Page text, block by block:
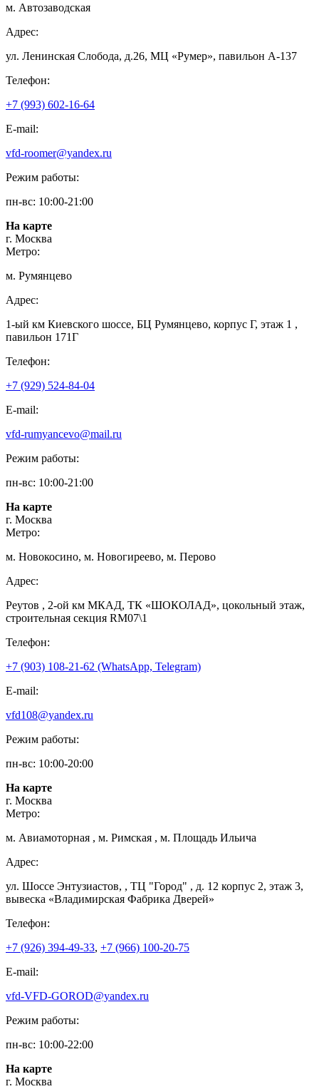
м. Автозаводская
Адрес:
ул. Ленинская Слобода, д.26, МЦ «Румер», павильон А-137
Телефон:
+7 (993) 602-16-64
E-mail:
vfd-roomer@yandex.ru
Режим работы:
пн-вс: 10:00-21:00
На карте
г. Москва
Метро:
м. Румянцево
Адрес:
1-ый км Киевского шоссе, БЦ Румянцево, корпус Г, этаж 1 ,
павильон 171Г
Телефон:
+7 (929) 524-84-04
E-mail:
vfd-rumyancevo@mail.ru
Режим работы:
пн-вс: 10:00-21:00
На карте
г. Москва
Метро:
м. Новокосино, м. Новогиреево, м. Перово
Адрес:
Реутов , 2-ой км МКАД, ТК «ШОКОЛАД», цокольный этаж,
строительная секция RM07\1
Телефон:
+7 (903) 108-21-62 (WhatsApp, Telegram)
E-mail:
vfd108@yandex.ru
Режим работы:
пн-вс: 10:00-20:00
На карте
г. Москва
Метро:
м. Авиамоторная , м. Римская , м. Площадь Ильича
Адрес:
ул. Шоссе Энтузиастов, , ТЦ "Город" , д. 12 корпус 2, этаж 3,
вывеска «Владимирская Фабрика Дверей»
Телефон:
+7 (926) 394-49-33, +7 (966) 100-20-75
E-mail:
vfd-VFD-GOROD@yandex.ru
Режим работы:
пн-вс: 10:00-22:00
На карте
г. Москва